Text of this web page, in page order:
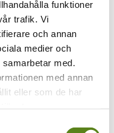
funktioner
trafik. Vi
och annan
medier och
med.
med annan
eller som de har